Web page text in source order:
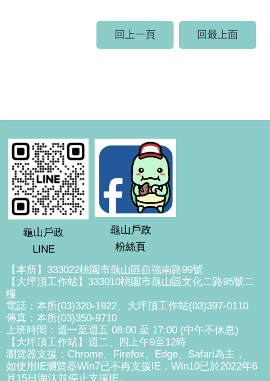
回上一頁 回最上面
:::
龜山戶政
LINE
龜山戶政
粉絲頁
【本所】333022桃園市龜山區自強南路99號
【大坪頂工作站】333010桃園市龜山區文化二路95號二
樓
電話：本所(03)320-1922、大坪頂工作站(03)397-0110
傳真：本所(03)350-9710
上班時間：週一至週五 08:00 至 17:00 (中午不休息)
【大坪頂工作站】週二、四上午9至12時
瀏覽器支援：Chrome、Firefox、Edge、Safari為主，
如使用IE瀏覽器Win7已不再支援IE，Win10已於2022年6
月15日淘汰並停止支援IE。